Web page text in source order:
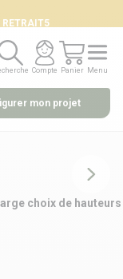
Compte
Compte
Panier
Panier
Menu
Menu
mon projet
choix de hauteurs